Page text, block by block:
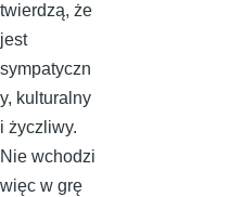
twierdzą, że
jest
sympatyczn
y, kulturalny
i życzliwy.
Nie wchodzi
więc w grę